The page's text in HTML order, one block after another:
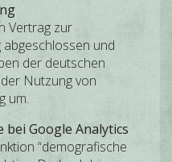
Vertrag zur
und
der deutschen
Nutzung von
um.
Google Analytics
“demografische